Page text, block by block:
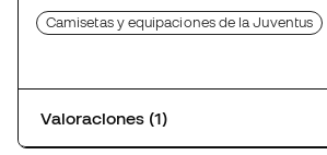
Camisetas y equipaciones de la Juventus
Valoraciones (1)